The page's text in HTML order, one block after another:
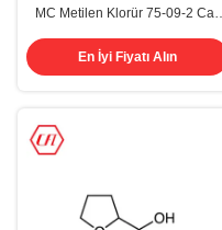
MC Metilen Klorür 75-09-2 Cas
Organik Kimya Solventleri
En İyi Fiyatı Alın